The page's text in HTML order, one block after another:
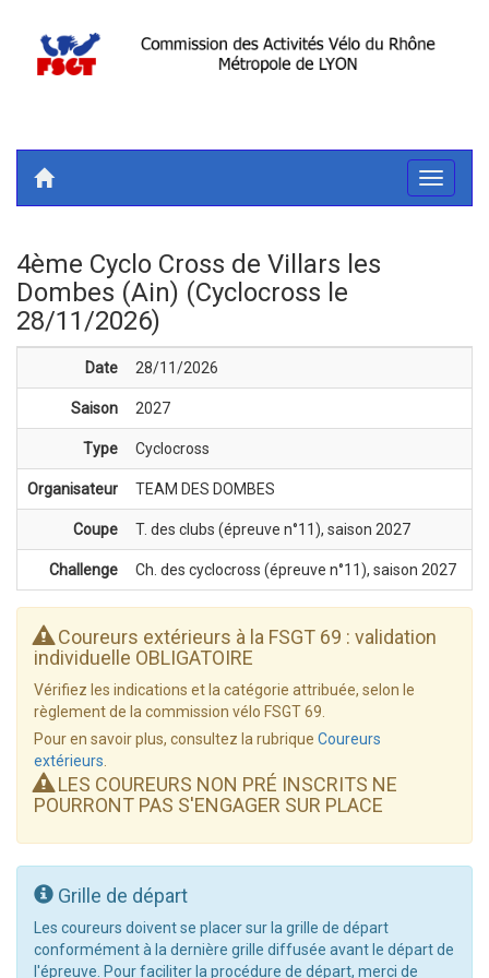
Toggle
4ème Cyclo Cross de Villars les
Dombes (Ain) (Cyclocross le
28/11/2026)
Date 28/11/2026
Saison 2027
Type Cyclocross
Organisateur TEAM DES DOMBES
Coupe T. des clubs (épreuve n°11), saison 2027
Challenge Ch. des cyclocross (épreuve n°11), saison 2027
Coureurs extérieurs à la FSGT 69 : validation
individuelle OBLIGATOIRE
Vérifiez les indications et la catégorie attribuée, selon le
règlement de la commission vélo FSGT 69.
Pour en savoir plus, consultez la rubrique Coureurs
extérieurs
LES COUREURS NON PRÉ INSCRITS NE
POURRONT PAS S'ENGAGER SUR PLACE
Grille de départ
Les coureurs doivent se placer sur la grille de départ
conformément à la dernière grille diffusée avant le départ de
l'épreuve. Pour faciliter la procédure de départ, merci de